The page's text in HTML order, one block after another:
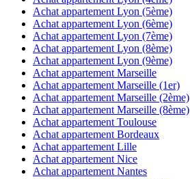
Achat appartement Lyon (5ème)
Achat appartement Lyon (6ème)
Achat appartement Lyon (7ème)
Achat appartement Lyon (8ème)
Achat appartement Lyon (9ème)
Achat appartement Marseille
Achat appartement Marseille (1er)
Achat appartement Marseille (2ème)
Achat appartement Marseille (8ème)
Achat appartement Toulouse
Achat appartement Bordeaux
Achat appartement Lille
Achat appartement Nice
Achat appartement Nantes